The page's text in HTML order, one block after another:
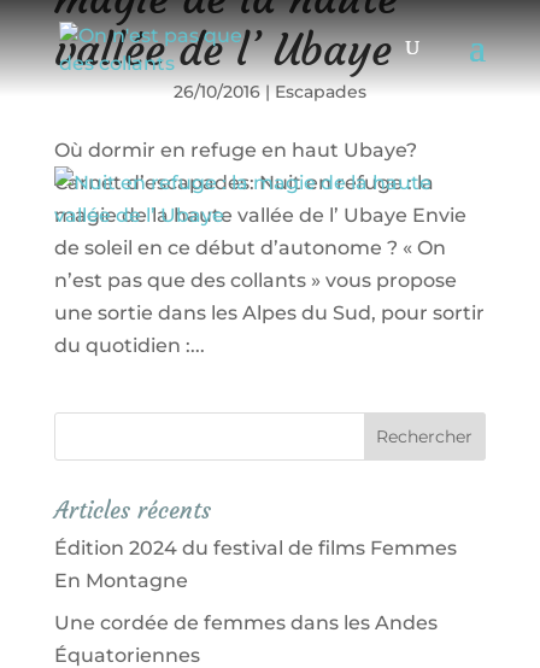
vallée de l’ Ubaye
26/10/2016|Escapades
Où dormir en refuge en haut Ubaye?
Carnet d’escapades: Nuit en refuge : la
magie de la haute vallée de l’ Ubaye Envie
de soleil en ce début d’autonome ? « On
n’est pas que des collants » vous propose
une sortie dans les Alpes du Sud, pour sortir
du quotidien :...
Articles récents
Édition 2024 du festival de films Femmes
En Montagne
Une cordée de femmes dans les Andes
Équatoriennes